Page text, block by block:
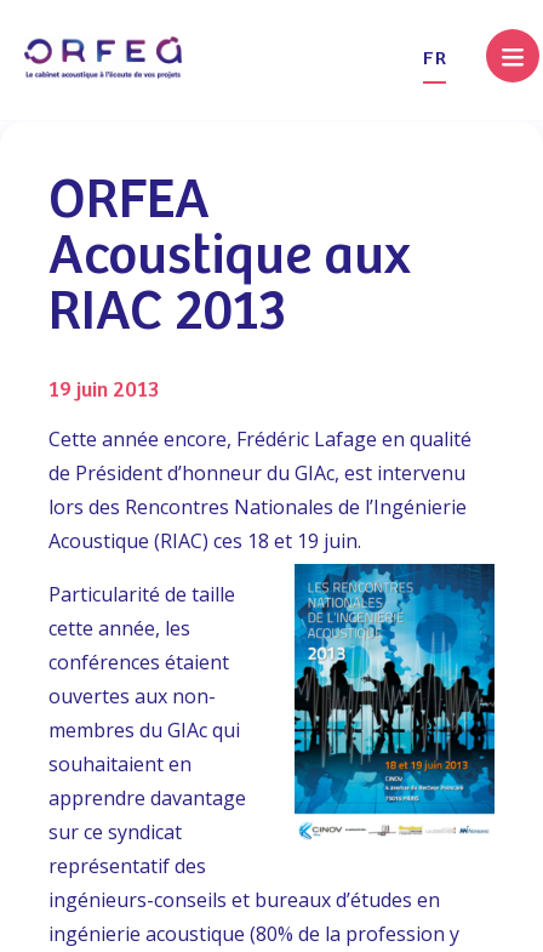
FR
ORFEA
Acoustique aux
RIAC 2013
19 juin 2013
Cette année encore, Frédéric Lafage en qualité
de Président d’honneur du GIAc, est intervenu
lors des Rencontres Nationales de l’Ingénierie
Acoustique (RIAC) ces 18 et 19 juin.
Particularité de taille
cette année, les
conférences étaient
ouvertes aux non-
membres du GIAc qui
souhaitaient en
apprendre davantage
sur ce syndicat
représentatif des
ingénieurs-conseils et bureaux d’études en
ingénierie acoustique (80% de la profession y